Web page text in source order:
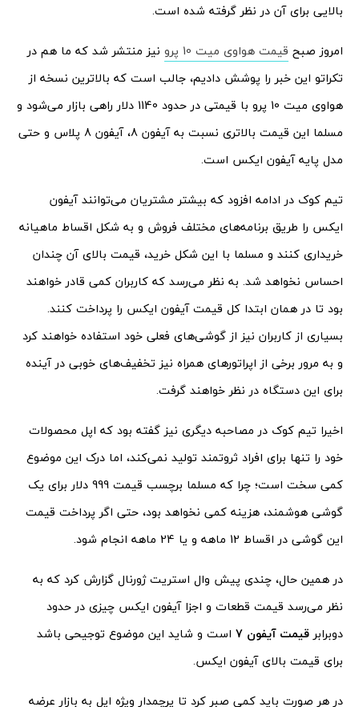
بالایی برای آن در نظر گرفته شده است.
امروز صبح قیمت هواوی میت 10 پرو
نیز منتشر شد که ما هم در
تکراتو این خبر را پوشش دادیم، جالب است که بالاترین نسخه از
هواوی میت 10 پرو با قیمتی در حدود 1140 دلار راهی بازار می‌شود و
مسلما این قیمت بالاتری نسبت به آیفون 8، آیفون 8 پلاس و حتی
مدل پایه آیفون ایکس است.
تیم کوک در ادامه افزود که بیشتر مشتریان می‌توانند آیفون
ایکس را طریق برنامه‌های مختلف فروش و به شکل اقساط ماهیانه
خریداری کنند و مسلما با این شکل خرید، قیمت بالای آن چندان
احساس نخواهد شد. به نظر می‌رسد که کاربران کمی قادر خواهند
بود تا در همان ابتدا کل قیمت آیفون ایکس را پرداخت کنند.
بسیاری از کاربران نیز از گوشی‌های فعلی خود استفاده خواهند کرد
و به مرور برخی از اپراتورهای همراه نیز تخفیف‌های خوبی در آینده
برای این دستگاه در نظر خواهند گرفت.
اخیرا تیم کوک در مصاحبه دیگری نیز گفته بود که اپل محصولات
خود را تنها برای افراد ثروتمند تولید نمی‌کند، اما درک این موضوع
کمی سخت است؛ چرا که مسلما برچسب قیمت 999 دلار برای یک
گوشی هوشمند، هزینه کمی نخواهد بود، حتی اگر پرداخت قیمت
این گوشی در اقساط 12 ماهه و یا 24 ماهه انجام شود.
در همین حال، چندی پیش وال استریت ژورنال گزارش کرد که به
نظر می‌رسد قیمت قطعات و اجزا آیفون ایکس چیزی در حدود
دوبرابرقیمت آیفون 7
است و شاید این موضوع توجیحی باشد
برای قیمت بالای آیفون ایکس.
در هر صورت باید کمی صبر کرد تا پرچمدار ویژه اپل به بازار عرضه